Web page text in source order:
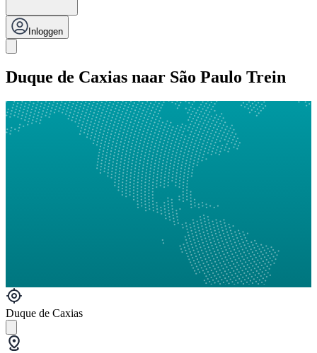
Inloggen
Duque de Caxias naar São Paulo Trein
Duque de Caxias